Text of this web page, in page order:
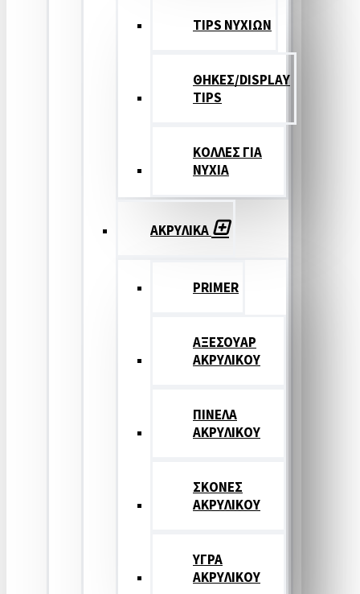
TIPS ΝΥΧΙΩΝ
ΘΗΚΕΣ/DISPLAY
TIPS
ΚΟΛΛΕΣ ΓΙΑ
ΝΥΧΙΑ
ΑΚΡΥΛΙΚΑ
PRIMER
ΑΞΕΣΟΥΑΡ
ΑΚΡΥΛΙΚΟΥ
ΠΙΝΕΛΑ
ΑΚΡΥΛΙΚΟΥ
ΣΚΟΝΕΣ
ΑΚΡΥΛΙΚΟΥ
ΥΓΡΑ
ΑΚΡΥΛΙΚΟΥ